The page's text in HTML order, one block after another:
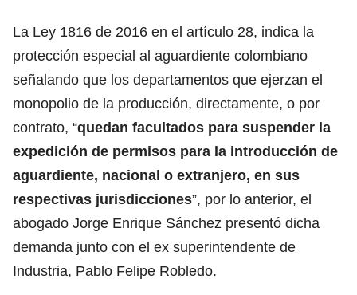
La Ley 1816 de 2016 en el artículo 28, indica la
protección especial al aguardiente colombiano
señalando que los departamentos que ejerzan el
monopolio de la producción, directamente, o por
contrato, “quedan facultados para suspender la
expedición de permisos para la introducción de
aguardiente, nacional o extranjero, en sus
respectivas jurisdicciones”, por lo anterior, el
abogado Jorge Enrique Sánchez presentó dicha
demanda junto con el ex superintendente de
Industria, Pablo Felipe Robledo.